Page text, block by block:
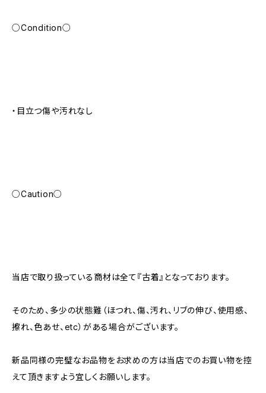
○Condition○
・目立つ傷や汚れなし
○Caution○
当店で取り扱っている商材は全て『古着』となっております。
そのため、多少の状態難（ほつれ、傷、汚れ、リブの伸び、使用感、
擦れ、色あせ、etc）がある場合がございます。
新品同様の完璧なお品物をお求めの方は当店でのお買い物を控
えて頂きますよう宜しくお願いします。